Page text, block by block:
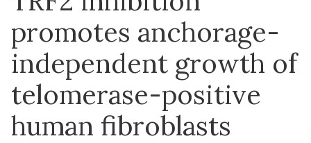
promotes anchorage-
independent growth of
telomerase-positive
human fibroblasts